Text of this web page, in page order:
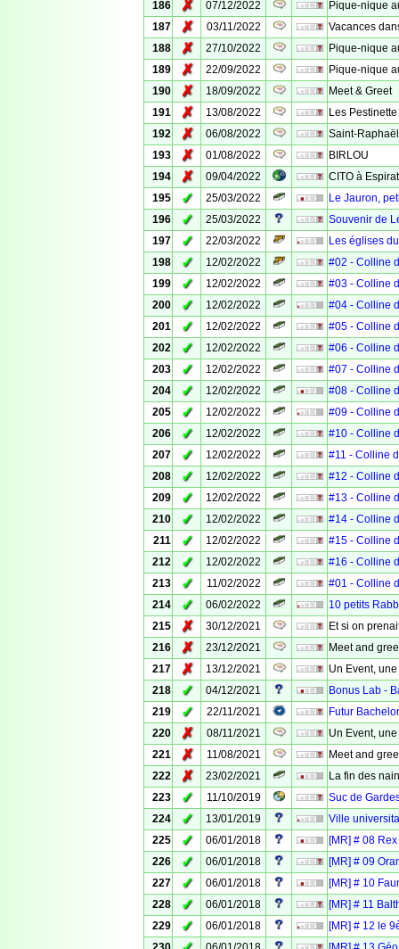
186
✗ 07/12/2022
Pique-nique
187
✗ 03/11/2022
Vacances
188
✗ 27/10/2022
Pique-nique
189
✗ 22/09/2022
Pique-nique
190
✗ 18/09/2022
Meet & Greet
191
✗ 13/08/2022
Les
192
✗ 06/08/2022
Saint-Raphaël
193
✗ 01/08/2022
BIRLOU
194
✗ 09/04/2022
CITO à Espirat
195
✓ 25/03/2022
Le Jauron,
196
✓ 25/03/2022
Souvenir de
197
✓ 22/03/2022
Les églises
198
✓ 12/02/2022
#02 - Colline
199
✓ 12/02/2022
#03 - Colline
200
✓ 12/02/2022
#04 - Colline
201
✓ 12/02/2022
#05 - Colline
202
✓ 12/02/2022
#06 - Colline
203
✓ 12/02/2022
#07 - Colline
204
✓ 12/02/2022
#08 - Colline
205
✓ 12/02/2022
#09 - Colline
206
✓ 12/02/2022
#10 - Colline
207
✓ 12/02/2022
#11 - Colline
208
✓ 12/02/2022
#12 - Colline
209
✓ 12/02/2022
#13 - Colline
210
✓ 12/02/2022
#14 - Colline
211
✓ 12/02/2022
#15 - Colline
212
✓ 12/02/2022
#16 - Colline
213
✓ 11/02/2022
#01 - Colline
214
✓ 06/02/2022
10 petits
215
✗ 30/12/2021
Et si on
216
✗ 23/12/2021
Meet and
217
✗ 13/12/2021
Un Event,
218
✓ 04/12/2021
Bonus Lab -
219
✓ 22/11/2021
Futur
220
✗ 08/11/2021
Un Event,
221
✗ 11/08/2021
Meet and
222
✗ 23/02/2021
La fin des
223
✓ 11/10/2019
Suc de
224
✓ 13/01/2019
Ville
225
✓ 06/01/2018
[MR] # 08 Rex
226
✓ 06/01/2018
[MR] # 09
227
✓ 06/01/2018
[MR] # 10
228
✓ 06/01/2018
[MR] # 11
229
✓ 06/01/2018
[MR] # 12 le